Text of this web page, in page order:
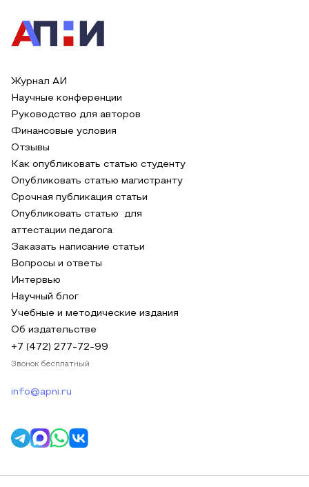
Журнал АИ
Научные конференции
Руководство для авторов
Финансовые условия
Отзывы
Как опубликовать статью студенту
Опубликовать статью магистранту
Срочная публикация статьи
Опубликовать статью для
аттестации педагога
Заказать написание статьи
Вопросы и ответы
Интервью
Научный блог
Учебные и методические издания
Об издательстве
+7 (472) 277-72-99
Звонок бесплатный
info@apni.ru